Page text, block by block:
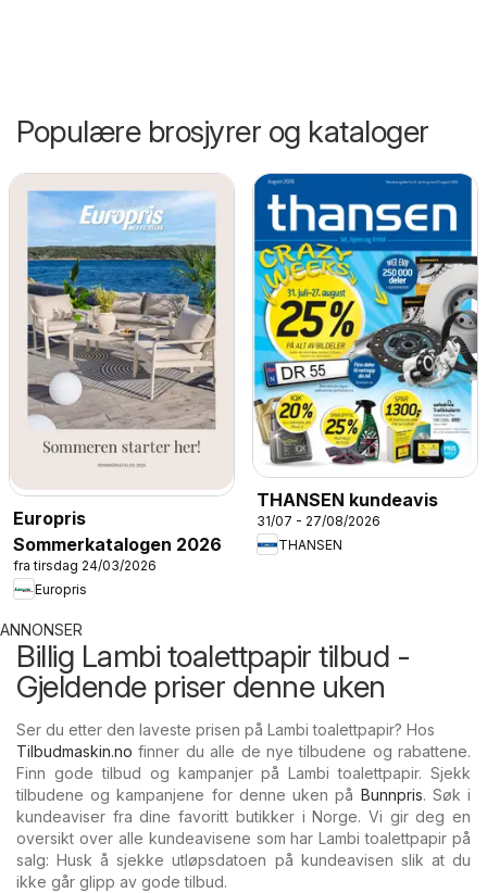
Populære brosjyrer og kataloger
Europris
Sommerkatalogen 2026
fra tirsdag 24/03/2026
Europris
THANSEN kundeavis
31/07 - 27/08/2026
THANSEN
ANNONSER
Billig Lambi toalettpapir tilbud -
Gjeldende priser denne uken
Ser du etter den laveste prisen på Lambi toalettpapir? Hos
Tilbudmaskin.no finner du alle de nye tilbudene og rabattene.
Finn gode tilbud og kampanjer på Lambi toalettpapir. Sjekk
tilbudene og kampanjene for denne uken på Bunnpris. Søk i
kundeaviser fra dine favoritt butikker i Norge. Vi gir deg en
oversikt over alle kundeavisene som har Lambi toalettpapir på
salg: Husk å sjekke utløpsdatoen på kundeavisen slik at du
ikke går glipp av gode tilbud.